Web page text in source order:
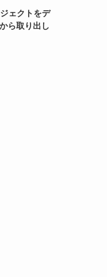
ェクトをデ
ら取り出し